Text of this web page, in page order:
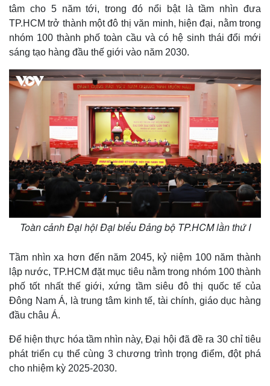
tâm cho 5 năm tới, trong đó nổi bật là tầm nhìn đưa
TP.HCM trở thành một đô thị văn minh, hiện đại, nằm trong
nhóm 100 thành phố toàn cầu và có hệ sinh thái đổi mới
sáng tạo hàng đầu thế giới vào năm 2030.
Toàn cảnh Đại hội Đại biểu Đảng bộ TP.HCM lần thứ I
Tầm nhìn xa hơn đến năm 2045, kỷ niệm 100 năm thành
lập nước, TP.HCM đặt mục tiêu nằm trong nhóm 100 thành
phố tốt nhất thế giới, xứng tầm siêu đô thị quốc tế của
Đông Nam Á, là trung tâm kinh tế, tài chính, giáo dục hàng
đầu châu Á.
Để hiện thực hóa tầm nhìn này, Đại hội đã đề ra 30 chỉ tiêu
phát triển cụ thể cùng 3 chương trình trọng điểm, đột phá
cho nhiệm kỳ 2025-2030.